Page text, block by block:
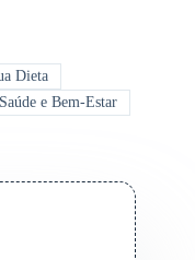
Dieta
Saúde e Bem-Estar